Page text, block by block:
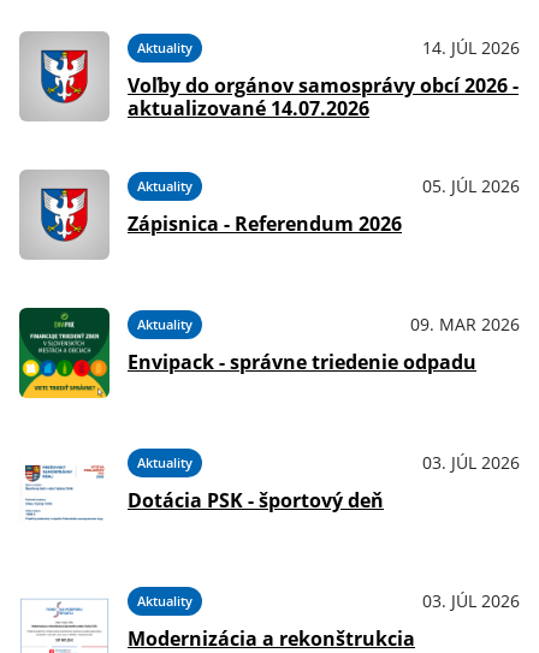
Aktuality 14. JÚL 2026
Voľby do orgánov samosprávy obcí 2026 -
aktualizované 14.07.2026
Aktuality 05. JÚL 2026
Zápisnica - Referendum 2026
Aktuality 09. MAR 2026
Envipack - správne triedenie odpadu
Aktuality 03. JÚL 2026
Dotácia PSK - športový deň
Aktuality 03. JÚL 2026
Modernizácia a rekonštrukcia